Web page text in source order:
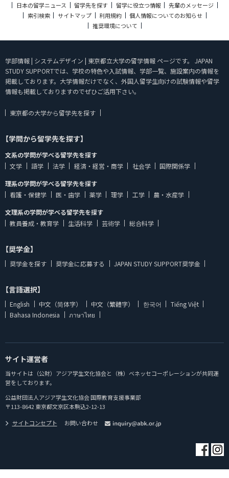
日本の留学ニュース 留学先を探す 留学に役立つ情報
先輩のメッセージ
索引検索
サイトマップ 利用規約
個人情報についてのお知らせ
推奨環境について
学部情報 | システムデザイン | 東京都立大学の留学情報 ページです。 JAPAN
STUDY SUPPORTでは、学校の特色や入試情報、学部一覧、施設案内の情報を
掲載しております。大学情報だけでなく、外国人留学生向けの試験情報や留学
情報も掲載しておりますのでぜひご活用下さい。
東京都の大学から留学先を探す
【学問から留学先を探す】
文系の学問が学べる留学先を探す
文学
語学 法学 経済・経営・商学 社会学
国際関係学
理系の学問が学べる留学先を探す
看護・保健学
医・歯学 薬学 理学 工学
農・水産学
文理系の学問が学べる留学先を探す
教員養成・教育学
生活科学 芸術学 総合科学
【奨学金】
奨学金を探す 奨学金に応募する JAPAN STUDY SUPPORT奨学金
【言語選択】
English 中文（简体字） 中文（繁體字） 한국어
Tiếng Việt
Bahasa Indonesia
ภาษาไทย
サイト運営者
当サイトは（公財）アジア学生文化協会と（株）ベネッセコーポレーションが共同運
営をしております。
公益財団法人アジア学生文化協会 国際教育支援事業部
〒113-8642 東京都文京区本駒込2-12-13
サイトコンセプト
お問い合わせ